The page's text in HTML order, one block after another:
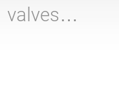
valves…